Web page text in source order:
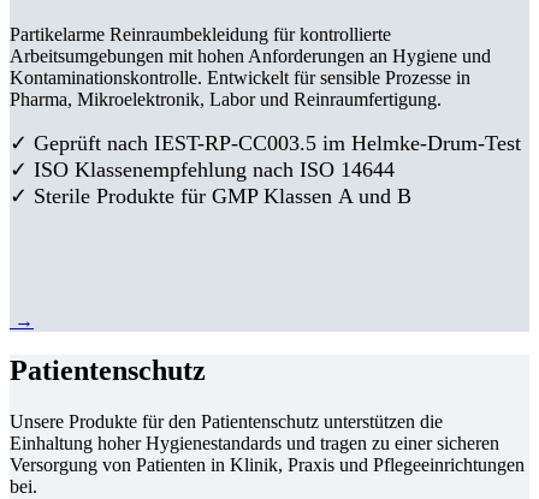
Partikelarme Reinraumbekleidung für kontrollierte
Arbeitsumgebungen mit hohen Anforderungen an Hygiene und
Kontaminationskontrolle. Entwickelt für sensible Prozesse in
Pharma, Mikroelektronik, Labor und Reinraumfertigung.
✓ Geprüft nach IEST-RP-CC003.5 im Helmke-Drum-Test
✓ ISO Klassenempfehlung nach ISO 14644
✓ Sterile Produkte für GMP Klassen A und B
→
Patientenschutz
Unsere Produkte für den Patientenschutz unterstützen die
Einhaltung hoher Hygienestandards und tragen zu einer sicheren
Versorgung von Patienten in Klinik, Praxis und Pflegeeinrichtungen
bei.